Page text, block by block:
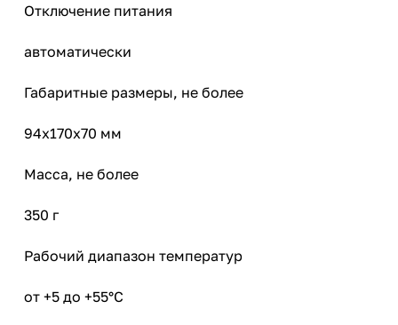
Отключение питания
автоматически
Габаритные размеры, не более
94х170х70 мм
Масса, не более
350 г
Рабочий диапазон температур
от +5 до +55°С